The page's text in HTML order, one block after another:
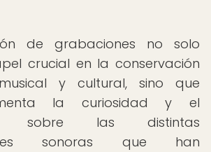
de grabaciones no solo
crucial en la conservación
y cultural, sino que
la curiosidad y el
sobre las distintas
sonoras que han